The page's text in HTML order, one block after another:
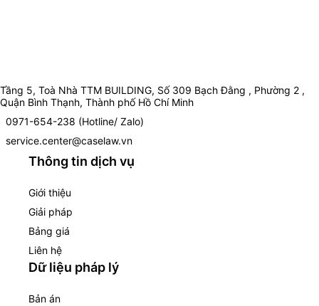
Tầng 5, Toà Nhà TTM BUILDING, Số 309 Bạch Đằng , Phường 2 ,
Quận Bình Thạnh, Thành phố Hồ Chí Minh
0971-654-238 (Hotline/ Zalo)
service.center@caselaw.vn
Thông tin dịch vụ
Giới thiệu
Giải pháp
Bảng giá
Liên hệ
Dữ liệu pháp lý
Bản án